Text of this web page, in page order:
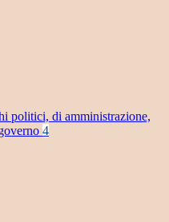
politici, di amministrazione,
4